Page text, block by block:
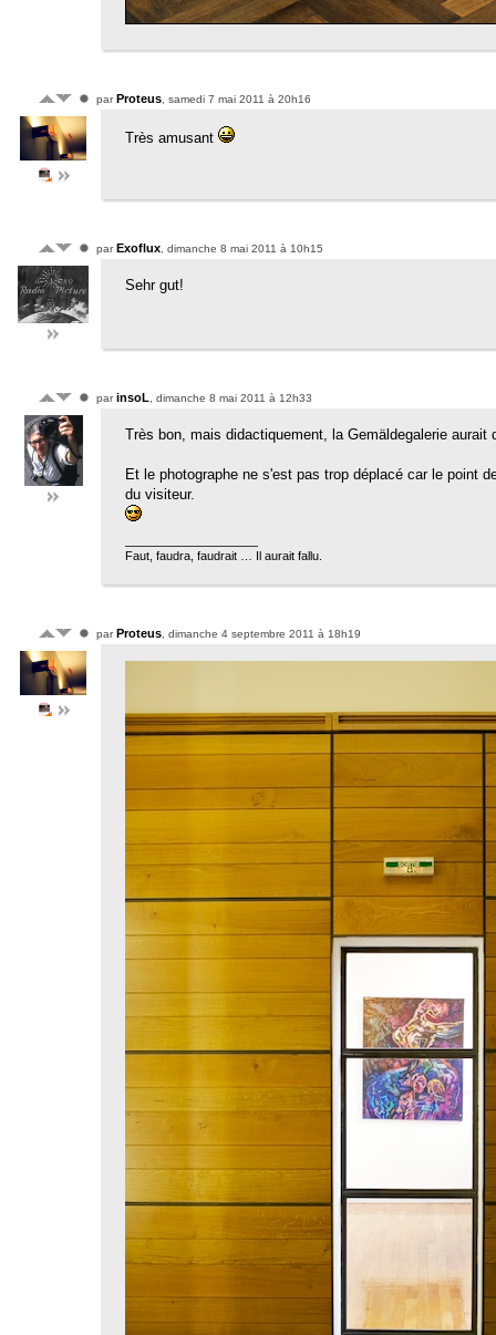
parProteus , samedi 7 mai 2011 à 20h16
Très amusant
parExoflux , dimanche 8 mai 2011 à 10h15
Sehr gut!
parinsoL , dimanche 8 mai 2011 à 12h33
Très bon, mais didactiquement, la Gemäldegalerie
Et le photographe ne s'est pas trop déplacé car le point
du visiteur.
Faut, faudra, faudrait … Il aurait fallu.
parProteus , dimanche 4 septembre 2011 à 18h19